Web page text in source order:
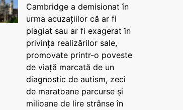
Cambridge a demisionat în
urma acuzațiilor că ar fi
plagiat sau ar fi exagerat în
privința realizărilor sale,
promovate printr-o poveste
de viață marcată de un
diagnostic de autism, zeci
de maratoane parcurse și
milioane de lire strânse în